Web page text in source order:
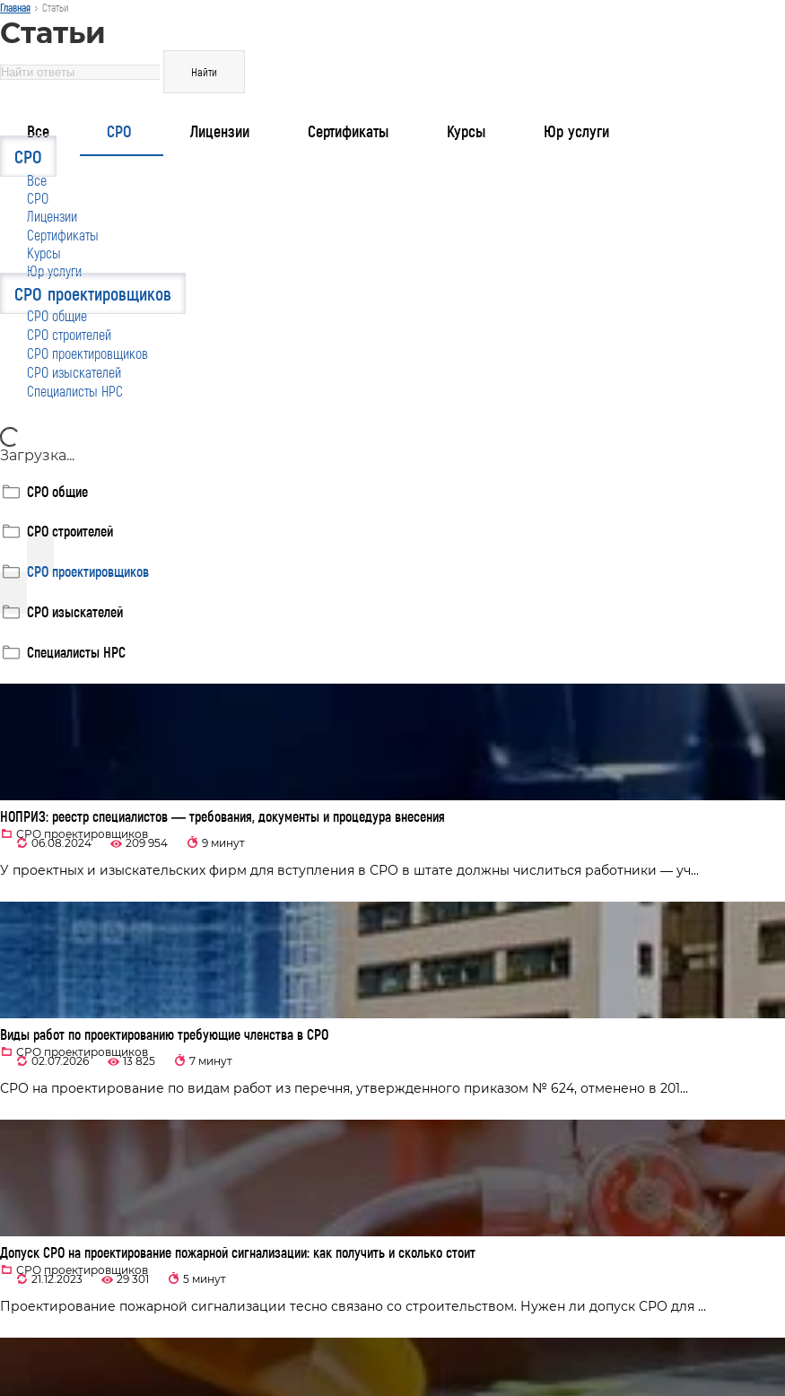
Главная Статьи
Статьи
Все СРО Лицензии Сертификаты Курсы Юр услуги
СРО
Все
СРО
Лицензии
Сертификаты
Курсы
Юр услуги
СРО проектировщиков
СРО общие
СРО строителей
СРО проектировщиков
СРО изыскателей
Специалисты НРС
Загрузка...
СРО общие
СРО строителей
СРО проектировщиков
СРО изыскателей
Специалисты НРС
НОПРИЗ: реестр специалистов — требования, документы и процедура внесения
СРО проектировщиков
06.08.2024 209 954 9 минут
У проектных и изыскательских фирм для вступления в СРО в штате должны числиться работники — уч...
Виды работ по проектированию требующие членства в СРО
СРО проектировщиков
02.07.2026 13 825 7 минут
СРО на проектирование по видам работ из перечня, утвержденного приказом № 624, отменено в 201...
Допуск СРО на проектирование пожарной сигнализации: как получить и сколько стоит
СРО проектировщиков
21.12.2023 29 301 5 минут
Проектирование пожарной сигнализации тесно связано со строительством. Нужен ли допуск СРО для ...